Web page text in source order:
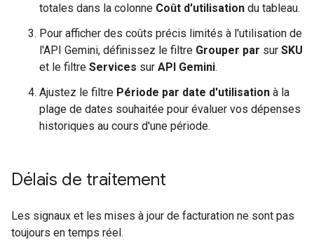
totales dans la colonne Coût d'utilisation du tableau.
Pour afficher des coûts précis limités à l'utilisation de
l'API Gemini, définissez le filtre Grouper par sur SKU
et le filtre Services sur API Gemini.
Ajustez le filtre Période par date d'utilisation à la
plage de dates souhaitée pour évaluer vos dépenses
historiques au cours d'une période.
Délais de traitement
Les signaux et les mises à jour de facturation ne sont pas
toujours en temps réel.